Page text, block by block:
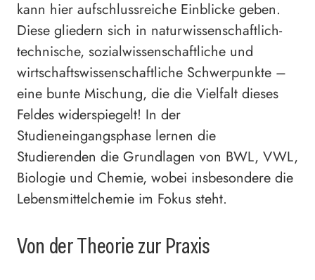
kann hier aufschlussreiche Einblicke geben.
Diese gliedern sich in naturwissenschaftlich-
technische, sozialwissenschaftliche und
wirtschaftswissenschaftliche Schwerpunkte –
eine bunte Mischung, die die Vielfalt dieses
Feldes widerspiegelt! In der
Studieneingangsphase lernen die
Studierenden die Grundlagen von BWL, VWL,
Biologie und Chemie, wobei insbesondere die
Lebensmittelchemie im Fokus steht.
Von der Theorie zur Praxis